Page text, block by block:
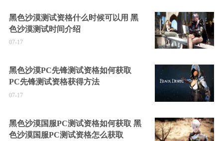
黑色沙漠测试资格什么时候可以用 黑
色沙漠测试时间介绍
07-17
黑色沙漠PC先锋测试资格如何获取
PC先锋测试资格获得方法
07-17
黑色沙漠国服PC测试资格如何获取 黑
色沙漠国服PC测试资格怎么获取